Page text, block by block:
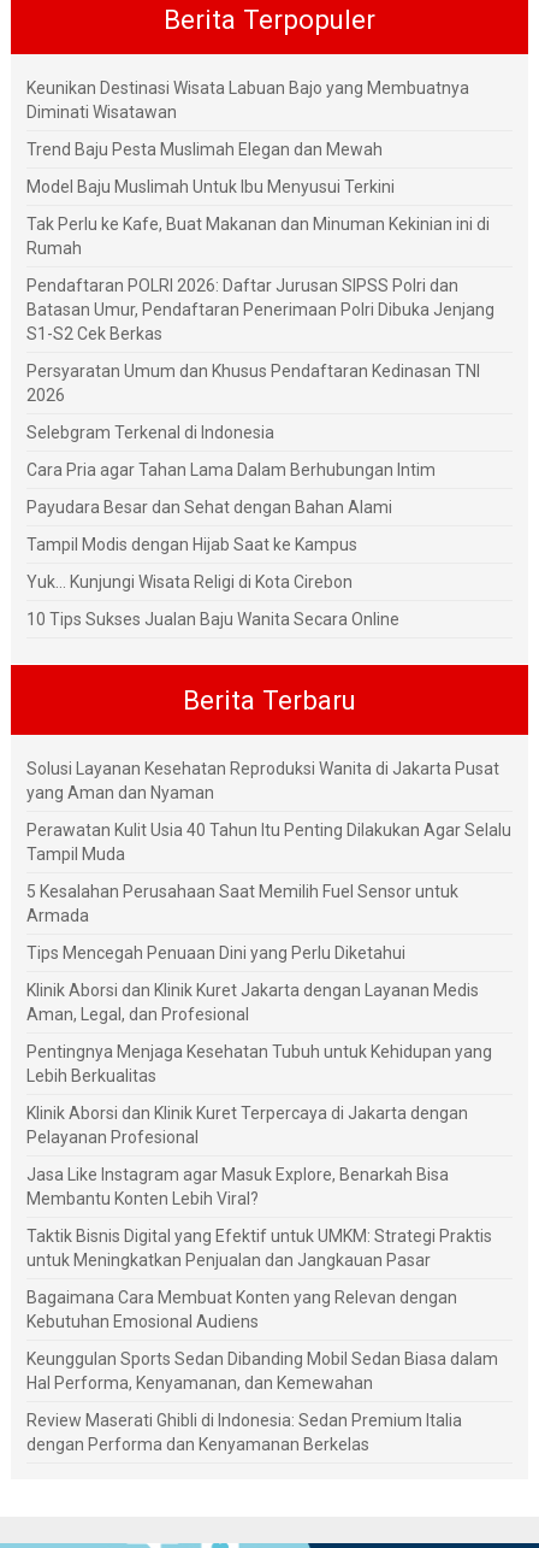
Berita Terpopuler
Keunikan Destinasi Wisata Labuan Bajo yang Membuatnya
Diminati Wisatawan
Trend Baju Pesta Muslimah Elegan dan Mewah
Model Baju Muslimah Untuk Ibu Menyusui Terkini
Tak Perlu ke Kafe, Buat Makanan dan Minuman Kekinian ini di
Rumah
Pendaftaran POLRI 2026: Daftar Jurusan SIPSS Polri dan
Batasan Umur, Pendaftaran Penerimaan Polri Dibuka Jenjang
S1-S2 Cek Berkas
Persyaratan Umum dan Khusus Pendaftaran Kedinasan TNI
2026
Selebgram Terkenal di Indonesia
Cara Pria agar Tahan Lama Dalam Berhubungan Intim
Payudara Besar dan Sehat dengan Bahan Alami
Tampil Modis dengan Hijab Saat ke Kampus
Yuk... Kunjungi Wisata Religi di Kota Cirebon
10 Tips Sukses Jualan Baju Wanita Secara Online
Berita Terbaru
Solusi Layanan Kesehatan Reproduksi Wanita di Jakarta Pusat
yang Aman dan Nyaman
Perawatan Kulit Usia 40 Tahun Itu Penting Dilakukan Agar Selalu
Tampil Muda
5 Kesalahan Perusahaan Saat Memilih Fuel Sensor untuk
Armada
Tips Mencegah Penuaan Dini yang Perlu Diketahui
Klinik Aborsi dan Klinik Kuret Jakarta dengan Layanan Medis
Aman, Legal, dan Profesional
Pentingnya Menjaga Kesehatan Tubuh untuk Kehidupan yang
Lebih Berkualitas
Klinik Aborsi dan Klinik Kuret Terpercaya di Jakarta dengan
Pelayanan Profesional
Jasa Like Instagram agar Masuk Explore, Benarkah Bisa
Membantu Konten Lebih Viral?
Taktik Bisnis Digital yang Efektif untuk UMKM: Strategi Praktis
untuk Meningkatkan Penjualan dan Jangkauan Pasar
Bagaimana Cara Membuat Konten yang Relevan dengan
Kebutuhan Emosional Audiens
Keunggulan Sports Sedan Dibanding Mobil Sedan Biasa dalam
Hal Performa, Kenyamanan, dan Kemewahan
Review Maserati Ghibli di Indonesia: Sedan Premium Italia
dengan Performa dan Kenyamanan Berkelas